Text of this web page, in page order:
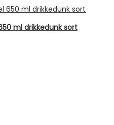
ml drikkedunk sort